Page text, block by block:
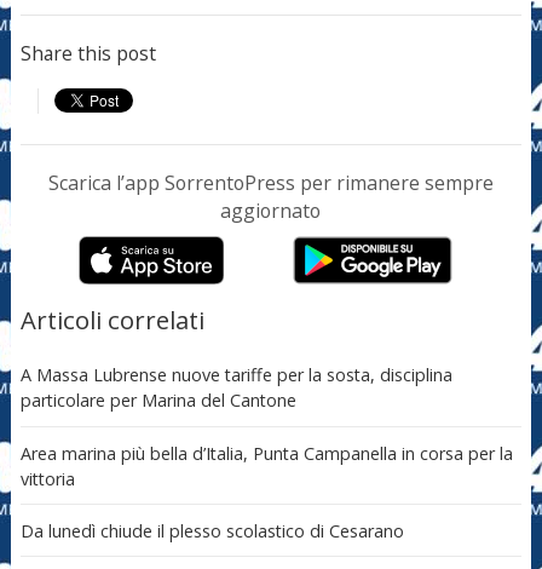
Share this post
Scarica l’app SorrentoPress per rimanere sempre
aggiornato
Articoli correlati
A Massa Lubrense nuove tariffe per la sosta, disciplina
particolare per Marina del Cantone
Area marina più bella d’Italia, Punta Campanella in corsa per la
vittoria
Da lunedì chiude il plesso scolastico di Cesarano